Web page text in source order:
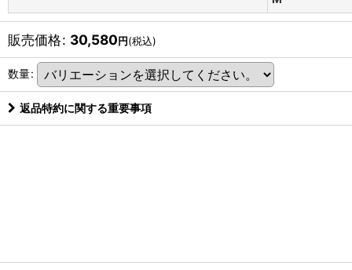
販売価格: 30,580円(税込)
数量:
返品特約に関する重要事項